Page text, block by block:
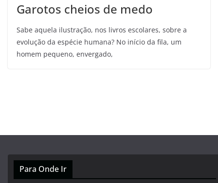
Garotos cheios de medo
Sabe aquela ilustração, nos livros escolares, sobre a
evolução da espécie humana? No início da fila, um
homem pequeno, envergado,
Para Onde Ir